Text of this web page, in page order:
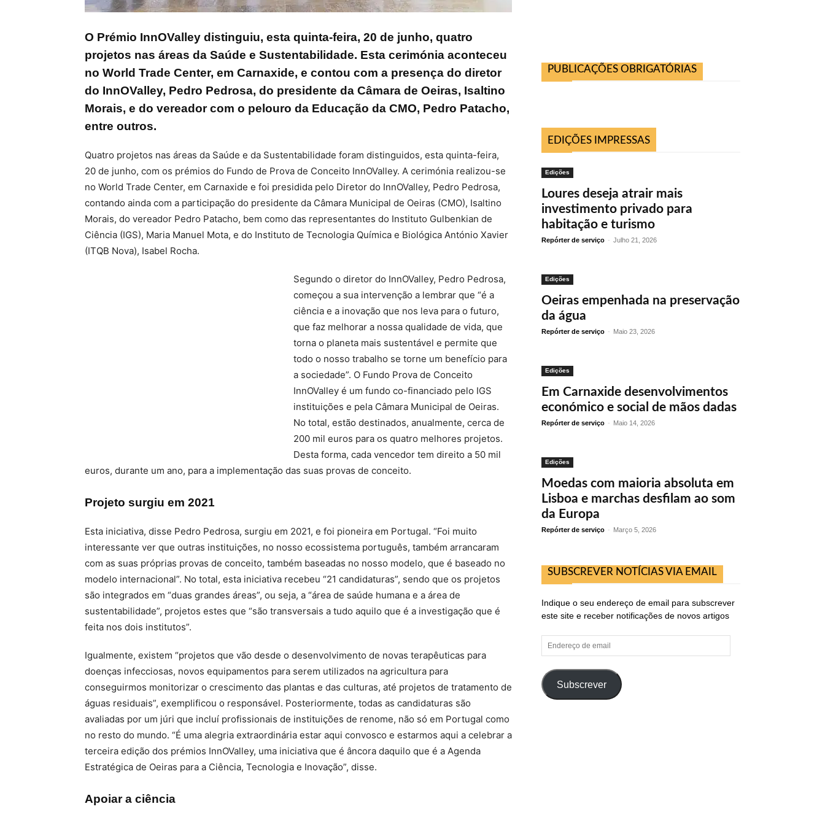
O Prémio InnOValley distinguiu, esta quinta-feira, 20 de junho, quatro
projetos nas áreas da Saúde e Sustentabilidade. Esta cerimónia aconteceu
no World Trade Center, em Carnaxide, e contou com a presença do diretor
do InnOValley, Pedro Pedrosa, do presidente da Câmara de Oeiras, Isaltino
Morais, e do vereador com o pelouro da Educação da CMO, Pedro Patacho,
entre outros.
Quatro projetos nas áreas da Saúde e da Sustentabilidade foram distinguidos, esta quinta-feira,
20 de junho, com os prémios do Fundo de Prova de Conceito InnOValley. A cerimónia realizou-se
no World Trade Center, em Carnaxide e foi presidida pelo Diretor do InnOValley, Pedro Pedrosa,
contando ainda com a participação do presidente da Câmara Municipal de Oeiras (CMO), Isaltino
Morais, do vereador Pedro Patacho, bem como das representantes do Instituto Gulbenkian de
Ciência (IGS), Maria Manuel Mota, e do Instituto de Tecnologia Química e Biológica António Xavier
(ITQB Nova), Isabel Rocha.
Segundo o diretor do InnOValley, Pedro Pedrosa,
começou a sua intervenção a lembrar que “é a
ciência e a inovação que nos leva para o futuro,
que faz melhorar a nossa qualidade de vida, que
torna o planeta mais sustentável e permite que
todo o nosso trabalho se torne um benefício para
a sociedade”. O Fundo Prova de Conceito
InnOValley é um fundo co-financiado pelo IGS
instituições e pela Câmara Municipal de Oeiras.
No total, estão destinados, anualmente, cerca de
200 mil euros para os quatro melhores projetos.
Desta forma, cada vencedor tem direito a 50 mil
euros, durante um ano, para a implementação das suas provas de conceito.
Projeto surgiu em 2021
Esta iniciativa, disse Pedro Pedrosa, surgiu em 2021, e foi pioneira em Portugal. “Foi muito
interessante ver que outras instituições, no nosso ecossistema português, também arrancaram
com as suas próprias provas de conceito, também baseadas no nosso modelo, que é baseado no
modelo internacional”. No total, esta iniciativa recebeu “21 candidaturas”, sendo que os projetos
são integrados em “duas grandes áreas”, ou seja, a “área de saúde humana e a área de
sustentabilidade”, projetos estes que “são transversais a tudo aquilo que é a investigação que é
feita nos dois institutos”.
Igualmente, existem “projetos que vão desde o desenvolvimento de novas terapêuticas para
doenças infecciosas, novos equipamentos para serem utilizados na agricultura para
conseguirmos monitorizar o crescimento das plantas e das culturas, até projetos de tratamento de
águas residuais”, exemplificou o responsável. Posteriormente, todas as candidaturas são
avaliadas por um júri que incluí profissionais de instituições de renome, não só em Portugal como
no resto do mundo. “É uma alegria extraordinária estar aqui convosco e estarmos aqui a celebrar a
terceira edição dos prémios InnOValley, uma iniciativa que é âncora daquilo que é a Agenda
Estratégica de Oeiras para a Ciência, Tecnologia e Inovação”, disse.
Apoiar a ciência
PUBLICAÇÕES OBRIGATÓRIAS
EDIÇÕES IMPRESSAS
Edições
Loures deseja atrair mais
investimento privado para
habitação e turismo
Repórter de serviço - Julho 21, 2026
Edições
Oeiras empenhada na preservação
da água
Repórter de serviço - Maio 23, 2026
Edições
Em Carnaxide desenvolvimentos
económico e social de mãos dadas
Repórter de serviço - Maio 14, 2026
Edições
Moedas com maioria absoluta em
Lisboa e marchas desfilam ao som
da Europa
Repórter de serviço - Março 5, 2026
SUBSCREVER NOTÍCIAS VIA EMAIL
Indique o seu endereço de email para subscrever
este site e receber notificações de novos artigos
Endereço
de
Subscrever